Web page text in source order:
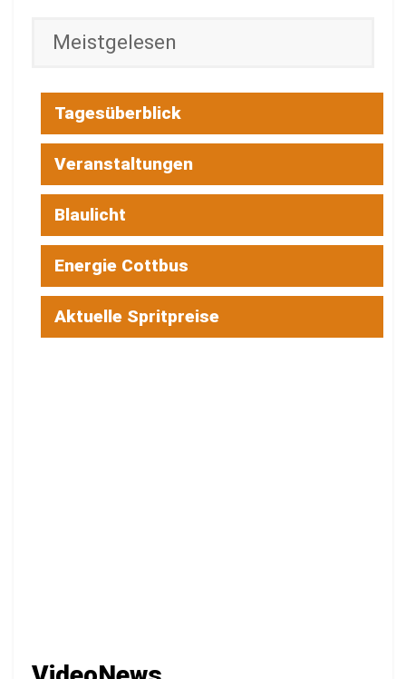
Meistgelesen
Tagesüberblick
Veranstaltungen
Blaulicht
Energie Cottbus
Aktuelle Spritpreise